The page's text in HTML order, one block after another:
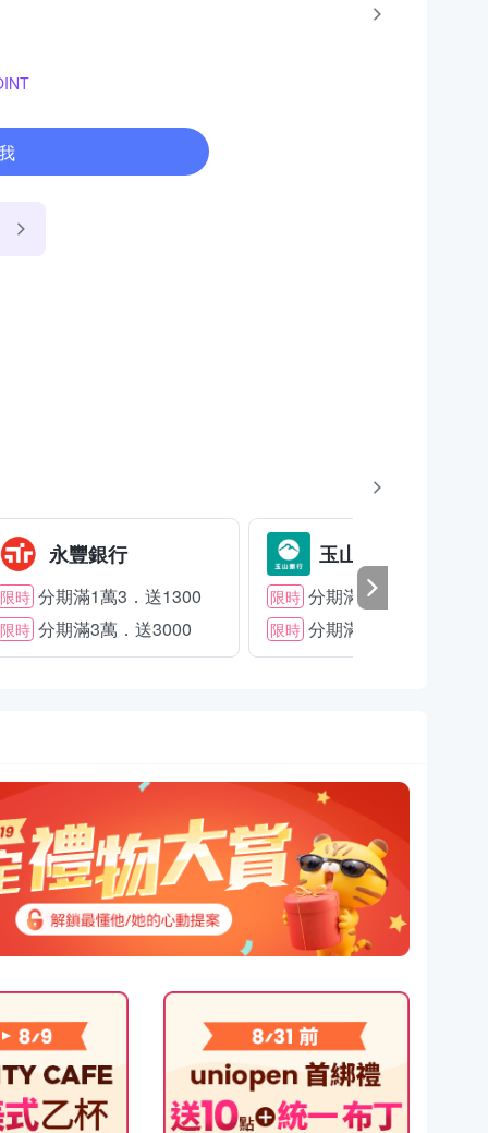
永豐銀行
限時 分期滿1萬3．送1300
限時 分期滿3萬．送3000
玉山銀行
限時 分期滿2萬．送1500
限時 分期滿3萬．送2000